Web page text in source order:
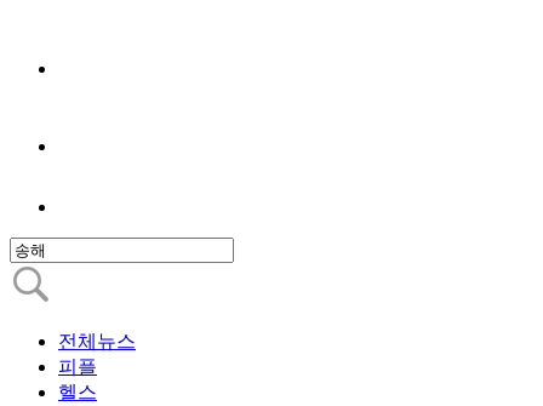
전체뉴스
피플
헬스